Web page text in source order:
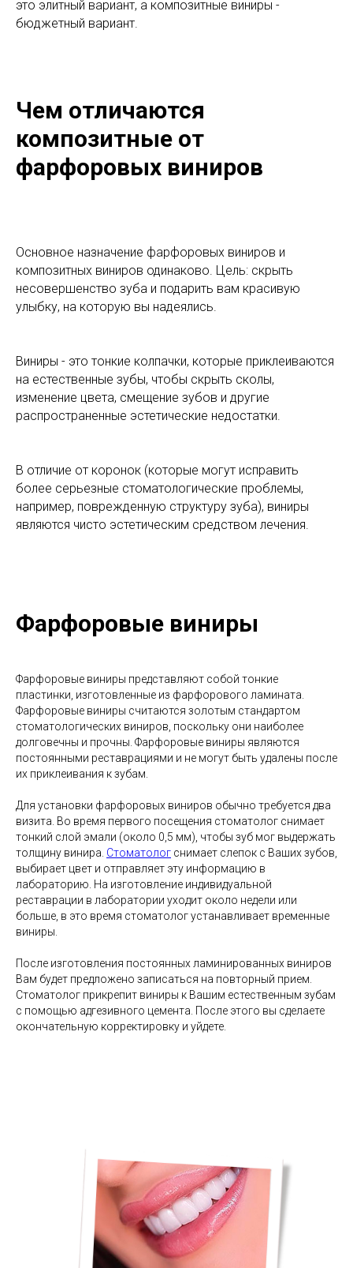
это элитный вариант, а композитные виниры -
бюджетный вариант.
Чем отличаются
композитные от
фарфоровых виниров
Основное назначение фарфоровых виниров и
композитных виниров одинаково. Цель: скрыть
несовершенство зуба и подарить вам красивую
улыбку, на которую вы надеялись.
Виниры - это тонкие колпачки, которые приклеиваются
на естественные зубы, чтобы скрыть сколы,
изменение цвета, смещение зубов и другие
распространенные эстетические недостатки.
В отличие от коронок (которые могут исправить
более серьезные стоматологические проблемы,
например, поврежденную структуру зуба), виниры
являются чисто эстетическим средством лечения.
Фарфоровые виниры
Фарфоровые виниры представляют собой тонкие
пластинки, изготовленные из фарфорового ламината.
Фарфоровые виниры считаются золотым стандартом
стоматологических виниров, поскольку они наиболее
долговечны и прочны. Фарфоровые виниры являются
постоянными реставрациями и не могут быть удалены после
их приклеивания к зубам.
Для установки фарфоровых виниров обычно требуется два
визита. Во время первого посещения стоматолог снимает
тонкий слой эмали (около 0,5 мм), чтобы зуб мог выдержать
толщину винира. Стоматолог снимает слепок с Ваших зубов,
выбирает цвет и отправляет эту информацию в
лабораторию. На изготовление индивидуальной
реставрации в лаборатории уходит около недели или
больше, в это время стоматолог устанавливает временные
виниры.
После изготовления постоянных ламинированных виниров
Вам будет предложено записаться на повторный прием.
Стоматолог прикрепит виниры к Вашим естественным зубам
с помощью адгезивного цемента. После этого вы сделаете
окончательную корректировку и уйдете.